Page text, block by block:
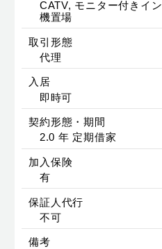
CATV, モニター付きイ
機置場
取引形態
代理
入居
即時可
契約形態・期間
2.0 年 定期借家
加入保険
有
保証人代行
不可
備考